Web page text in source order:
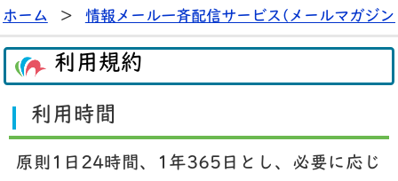
ホーム > 情報メール一斉配信サービス(メールマガジ
利用規約
利用時間
原則1日24時間、1年365日とし、必要に応じ